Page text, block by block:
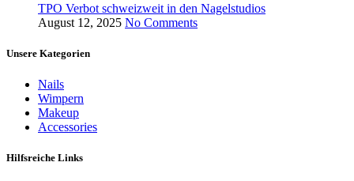
TPO Verbot schweizweit in den Nagelstudios
August 12, 2025 No Comments
Unsere Kategorien
Nails
Wimpern
Makeup
Accessories
Hilfsreiche Links